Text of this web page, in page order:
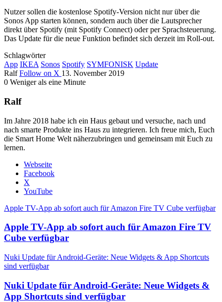
Nutzer sollen die kostenlose Spotify-Version nicht nur über die
Sonos App starten können, sondern auch über die Lautsprecher
direkt über Spotify (mit Spotify Connect) oder per Sprachsteuerung.
Das Update für die neue Funktion befindet sich derzeit im Roll-out.
Schlagwörter
App IKEA Sonos Spotify SYMFONISK Update
Ralf Follow on X 13. November 2019
0 Weniger als eine Minute
Ralf
Im Jahre 2018 habe ich ein Haus gebaut und versuche, nach und
nach smarte Produkte ins Haus zu integrieren. Ich freue mich, Euch
die Smart Home Welt näherzubringen und gemeinsam mit Euch zu
lernen.
Webseite
Facebook
X
YouTube
Apple TV-App ab sofort auch für Amazon Fire TV Cube verfügbar
Apple TV-App ab sofort auch für Amazon Fire TV
Cube verfügbar
Nuki Update für Android-Geräte: Neue Widgets & App Shortcuts
sind verfügbar
Nuki Update für Android-Geräte: Neue Widgets &
App Shortcuts sind verfügbar